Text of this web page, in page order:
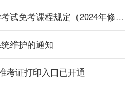
北京市高等教育自学考试免考课程规定（2024年修订）
维护的通知
考证打印入口已开通